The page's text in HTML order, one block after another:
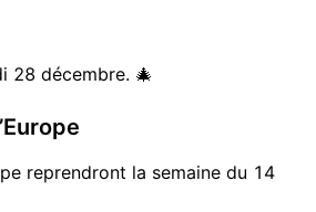
28 décembre. 🎄
reprendront la semaine du 14